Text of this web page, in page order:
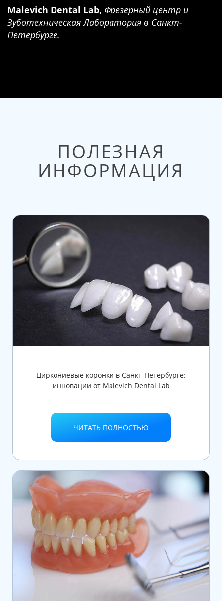
Malevich Dental Lab, Фрезерный центр и
Зуботехническая Лаборатория в Санкт-
Петербурге.
ПОЛЕЗНАЯ
ИНФОРМАЦИЯ
Циркониевые коронки в Санкт-Петербурге:
инновации от Malevich Dental Lab
ЧИТАТЬ ПОЛНОСТЬЮ